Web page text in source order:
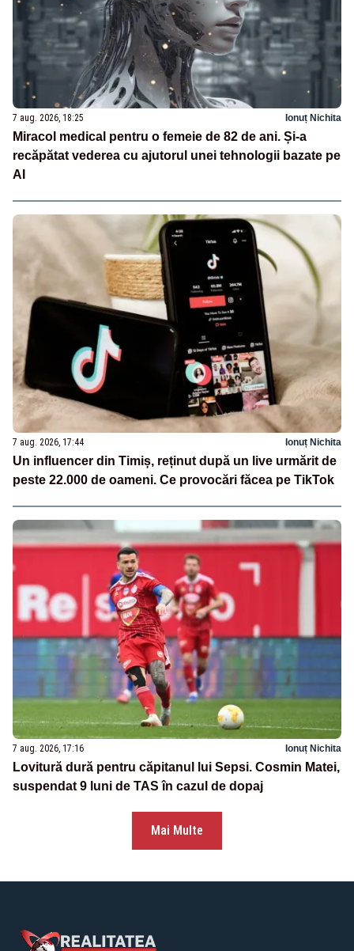
7 aug. 2026, 18:25 Ionuț Nichita
Miracol medical pentru o femeie de 82 de ani. Și-a
recăpătat vederea cu ajutorul unei tehnologii bazate pe
AI
7 aug. 2026, 17:44 Ionuț Nichita
Un influencer din Timiș, reținut după un live urmărit de
peste 22.000 de oameni. Ce provocări făcea pe TikTok
7 aug. 2026, 17:16 Ionuț Nichita
Lovitură dură pentru căpitanul lui Sepsi. Cosmin Matei,
suspendat 9 luni de TAS în cazul de dopaj
Mai Multe